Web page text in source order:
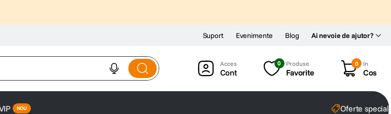
Ai nevoie de ajutor?
Suport Evenimente Blog
Cont
0 Produse
Favorite
0 In
Cos
Oferte